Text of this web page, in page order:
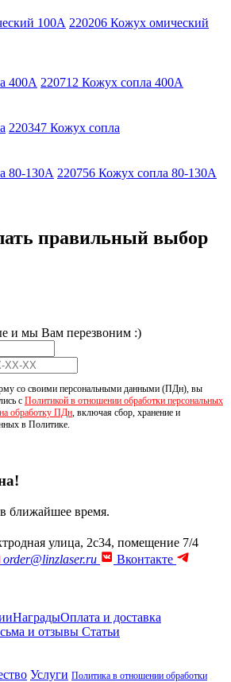
220206 Кожух омический
220712 Кожух сопла 400А
220347 Кожух сопла
220756 Кожух сопла 80-130А
правильный выбор
и мы Вам перезвоним :)
со своими персональными данными (ПДн), вы
с Политикой в отношении обработки персональных
на обработку ПДн, включая сбор, хранение и
в Политике.
ближайшее время.
улица, 2с34, помещение 7/4
order@linzlaser.ru
Вконтакте
НаградыОплата и доставка
и отзывы Статьи
Услуги Политика в отношении обработки